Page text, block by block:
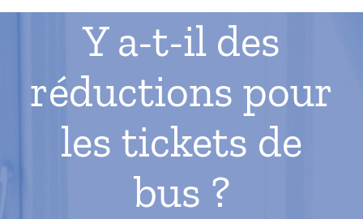
Y a-t-il des
réductions pour
les tickets de
bus ?